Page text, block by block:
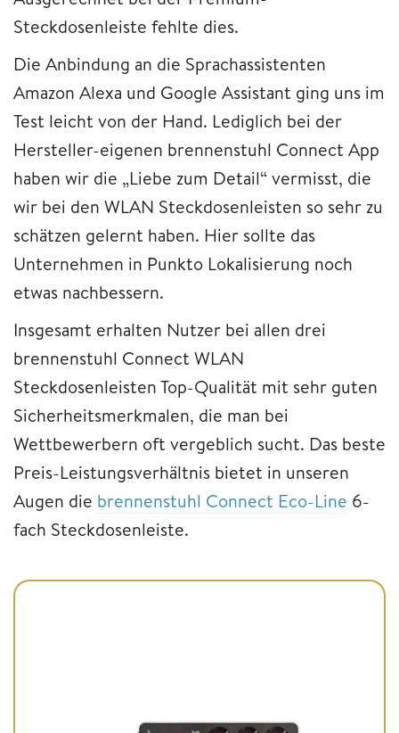
Steckdosenleiste fehlte dies.
Die Anbindung an die Sprachassistenten
Amazon Alexa und Google Assistant ging uns im
Test leicht von der Hand. Lediglich bei der
Hersteller-eigenen brennenstuhl Connect App
haben wir die „Liebe zum Detail“ vermisst, die
wir bei den WLAN Steckdosenleisten so sehr zu
schätzen gelernt haben. Hier sollte das
Unternehmen in Punkto Lokalisierung noch
etwas nachbessern.
Insgesamt erhalten Nutzer bei allen drei
brennenstuhl Connect WLAN
Steckdosenleisten Top-Qualität mit sehr guten
Sicherheitsmerkmalen, die man bei
Wettbewerbern oft vergeblich sucht. Das beste
Preis-Leistungsverhältnis bietet in unseren
Augen die brennenstuhl Connect Eco-Line 6-
fach Steckdosenleiste.